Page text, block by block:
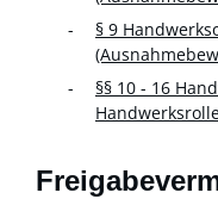
§ 9
§§ 10 - 16